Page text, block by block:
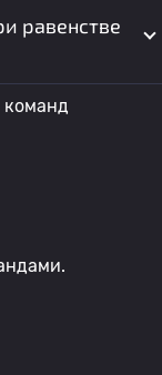
равенстве
команд